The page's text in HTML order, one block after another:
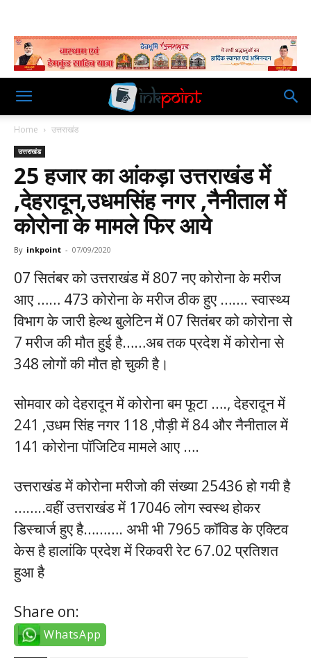
Home उत्तराखंड
उत्तराखंड
25 हजार का आंकड़ा उत्तराखंड में
,देहरादून,उधमसिंह नगर ,नैनीताल में
कोरोना के मामले फिर आये
By inkpoint - 07/09/2020
07 सितंबर को उत्तराखंड में 807 नए कोरोना के मरीज
आए …… 473 कोरोना के मरीज ठीक हुए ……. स्वास्थ्य
विभाग के जारी हेल्थ बुलेटिन में 07 सितंबर को कोरोना से
7 मरीज की मौत हुई है……अब तक प्रदेश में कोरोना से
348 लोगों की मौत हो चुकी है।
सोमवार को देहरादून में कोरोना बम फूटा …., देहरादून में
241 ,उधम सिंह नगर 118 ,पौड़ी में 84 और नैनीताल में
141 कोरोना पॉजिटिव मामले आए ….
उत्तराखंड में कोरोना मरीजो की संख्या 25436 हो गयी है
……..वहीं उत्तराखंड में 17046 लोग स्वस्थ होकर
डिस्चार्ज हुए है………. अभी भी 7965 कॉविड के एक्टिव
केस है हालांकि प्रदेश में रिकवरी रेट 67.02 प्रतिशत
हुआ है
Share on:
WhatsApp